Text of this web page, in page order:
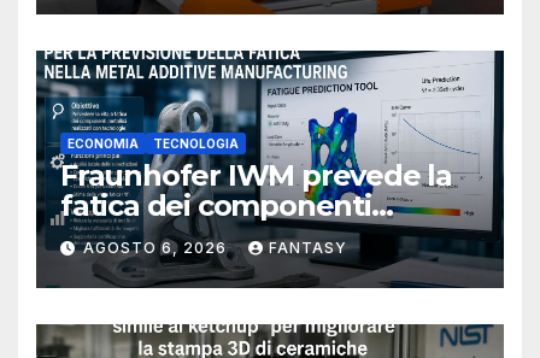
ECONOMIA TECNOLOGIA
Fraunhofer IWM prevede la
fatica dei componenti
metallici stampati in 3D
AGOSTO 6, 2026 FANTASY